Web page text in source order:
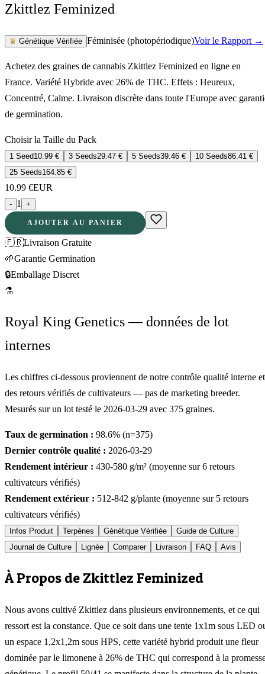
Zkittlez Feminized
♛ Génétique Vérifiée Féminisée (photopériodique)Voir le Rapport →
Achetez des graines de cannabis Zkittlez Feminized en ligne en
France. Variété Hybride avec 26% de THC. Effets : Heureux,
Concentré, Calme. Livraison discrète dans toute l'Europe avec
de germination.
Choisir la Taille du Pack
1 Seed10.99 € 3 Seeds29.47 € 5 Seeds39.46 € 10 Seeds86.41 €
25 Seeds164.85 €
10.99 €EUR
- 1 +
AJOUTER AU PANIER
🇫🇷Livraison Gratuite
🌱Garantie Germination
🔒Emballage Discret
⚗
Royal King Genetics — données de lot
internes
Les chiffres ci-dessous proviennent de notre contrôle qualité interne et
des retours vérifiés de cultivateurs — pas de marketing breeder.
Mesurés sur un lot testé le 2026-03-29 avec 375 graines.
Taux de germination : 98.6% (n=375)
Dernier contrôle qualité : 2026-03-29
Rendement intérieur : 430-580 g/m² (moyenne sur6 retours
cultivateurs vérifiés)
Rendement extérieur : 512-842 g/plante (moyenne sur 5 retours
cultivateurs vérifiés)
Infos Produit Terpènes Génétique Vérifiée
Guide de Culture
Journal de Culture
Lignée Comparer Livraison FAQ Avis
À Propos de Zkittlez Feminized
Nous avons cultivé Zkittlez dans plusieurs environnements, et ce qui
ressort est la constance. Que ce soit dans une tente 1x1m sous LED
un espace 1,2x1,2m sous HPS, cette variété hybrid produit une fleur
dominée par le limonene à 26% de THC qui correspond à la